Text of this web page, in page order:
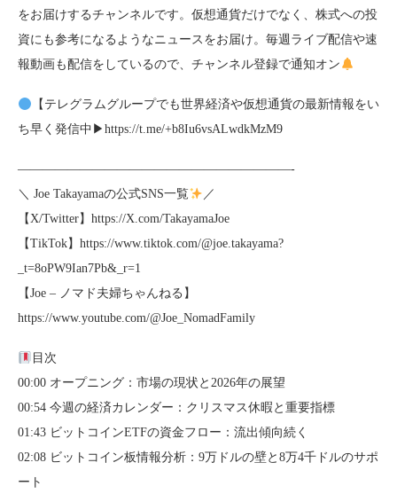
をお届けするチャンネルです。仮想通貨だけでなく、株式への投
資にも参考になるようなニュースをお届け。毎週ライブ配信や速
報動画も配信をしているので、チャンネル登録で通知オン
【テレグラムグループでも世界経済や仮想通貨の最新情報をい
ち早く発信中▶︎https://t.me/+b8Iu6vsALwdkMzM9
——————————————————————-
＼ Joe Takayamaの公式SNS一覧
／
【X/Twitter】https://X.com/TakayamaJoe
【TikTok】https://www.tiktok.com/@joe.takayama?
_t=8oPW9Ian7Pb&_r=1
【Joe – ノマド夫婦ちゃんねる】
https://www.youtube.com/@Joe_NomadFamily
目次
00:00 オープニング：市場の現状と2026年の展望
00:54 今週の経済カレンダー：クリスマス休暇と重要指標
01:43 ビットコインETFの資金フロー：流出傾向続く
02:08 ビットコイン板情報分析：9万ドルの壁と8万4千ドルのサポ
ート